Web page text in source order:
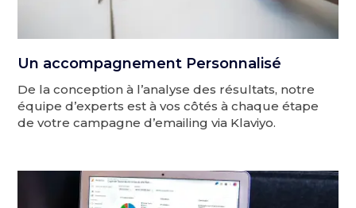
Un accompagnement Personnalisé
De la conception à l’analyse des résultats, notre
équipe d’experts est à vos côtés à chaque étape
de votre campagne d’emailing via Klaviyo.